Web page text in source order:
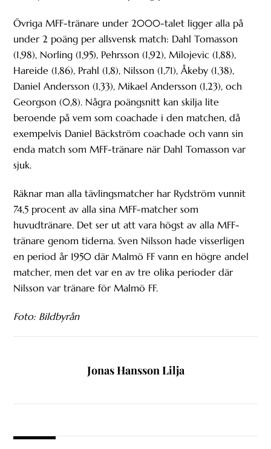
Övriga MFF-tränare under 2000-talet ligger alla på
under 2 poäng per allsvensk match: Dahl Tomasson
(1,98), Norling (1,95), Pehrsson (1,92), Milojevic (1,88),
Hareide (1,86), Prahl (1,8), Nilsson (1,71), Åkeby (1,38),
Daniel Andersson (1,33), Mikael Andersson (1,23), och
Georgson (0,8). Några poängsnitt kan skilja lite
beroende på vem som coachade i den matchen, då
exempelvis Daniel Bäckström coachade och vann sin
enda match som MFF-tränare när Dahl Tomasson var
sjuk.
Räknar man alla tävlingsmatcher har Rydström vunnit
74,5 procent av alla sina MFF-matcher som
huvudtränare. Det ser ut att vara högst av alla MFF-
tränare genom tiderna. Sven Nilsson hade visserligen
en period år 1950 där Malmö FF vann en högre andel
matcher, men det var en av tre olika perioder där
Nilsson var tränare för Malmö FF.
Foto: Bildbyrån
Jonas Hansson Lilja